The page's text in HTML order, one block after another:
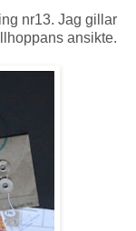
nr13. Jag gillar
ansikte.